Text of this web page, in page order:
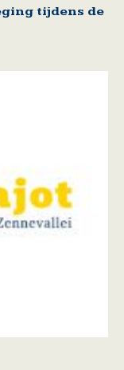
tijdens de